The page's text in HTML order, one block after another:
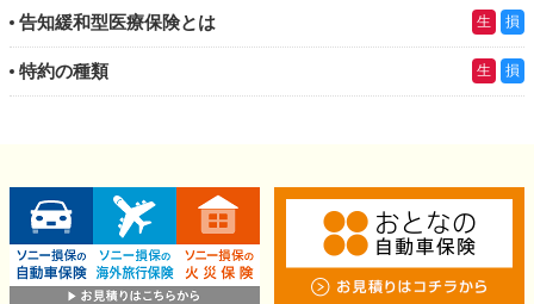
告知緩和型医療保険とは 生 損
特約の種類 生 損